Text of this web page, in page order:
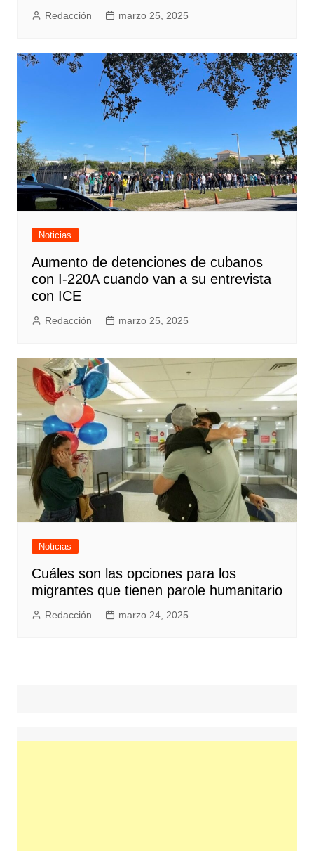
Redacción marzo 25, 2025
Noticias
Aumento de detenciones de cubanos
con I-220A cuando van a su entrevista
con ICE
Redacción marzo 25, 2025
Noticias
Cuáles son las opciones para los
migrantes que tienen parole humanitario
Redacción marzo 24, 2025